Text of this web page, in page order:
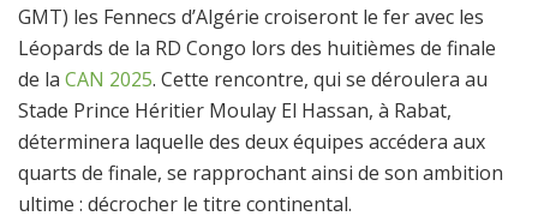
GMT) les Fennecs d’Algérie croiseront le fer avec les
Léopards de la RD Congo lors des huitièmes de finale
de la CAN 2025. Cette rencontre, qui se déroulera au
Stade Prince Héritier Moulay El Hassan, à Rabat,
déterminera laquelle des deux équipes accédera aux
quarts de finale, se rapprochant ainsi de son ambition
ultime : décrocher le titre continental.